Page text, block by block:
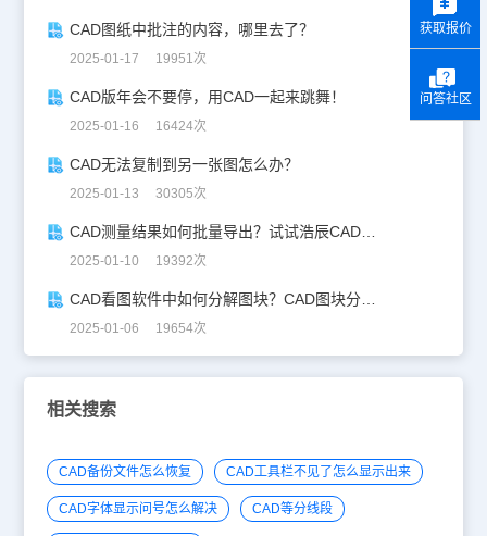
CAD图纸中批注的内容，哪里去了？
2025-01-17 19951次
CAD版年会不要停，用CAD一起来跳舞！
2025-01-16 16424次
CAD无法复制到另一张图怎么办？
2025-01-13 30305次
CAD测量结果如何批量导出？试试浩辰CAD看图王！
2025-01-10 19392次
CAD看图软件中如何分解图块？CAD图块分解详解！
2025-01-06 19654次
相关搜索
CAD备份文件怎么恢复 CAD工具栏不见了怎么显示出来
CAD字体显示问号怎么解决 CAD等分线段
获取报价
问答社区